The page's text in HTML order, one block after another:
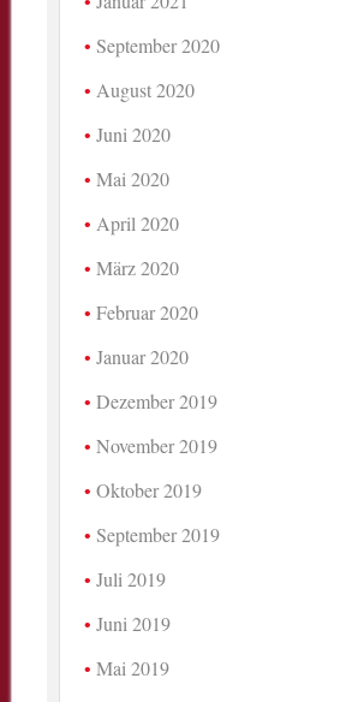
September 2020
August 2020
Juni 2020
Mai 2020
April 2020
März 2020
Februar 2020
Januar 2020
Dezember 2019
November 2019
Oktober 2019
September 2019
Juli 2019
Juni 2019
Mai 2019